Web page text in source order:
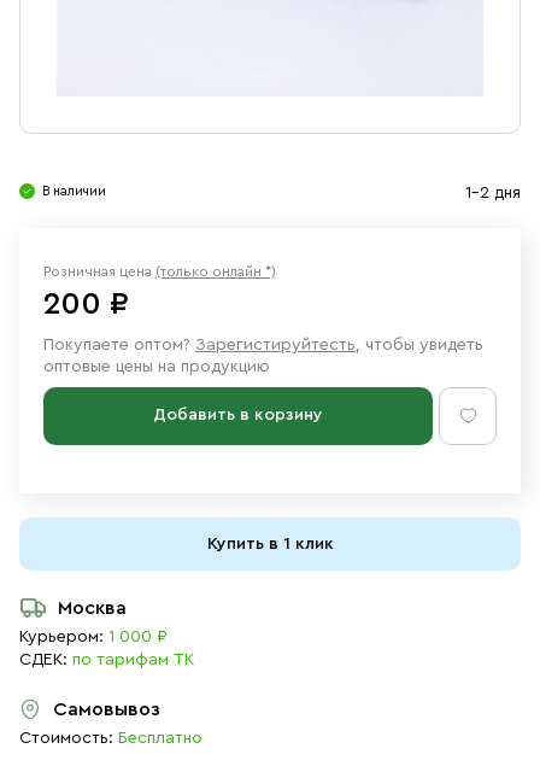
В наличии 1-2 дня
Розничная цена (только онлайн *)
200 ₽
Покупаете оптом? Зарегистируйтесть , чтобы увидеть
оптовые цены на продукцию
Добавить в корзину
Купить в 1 клик
Москва
Курьером: 1 000 ₽
СДЕК: по тарифам ТК
Самовывоз
Стоимость: Бесплатно